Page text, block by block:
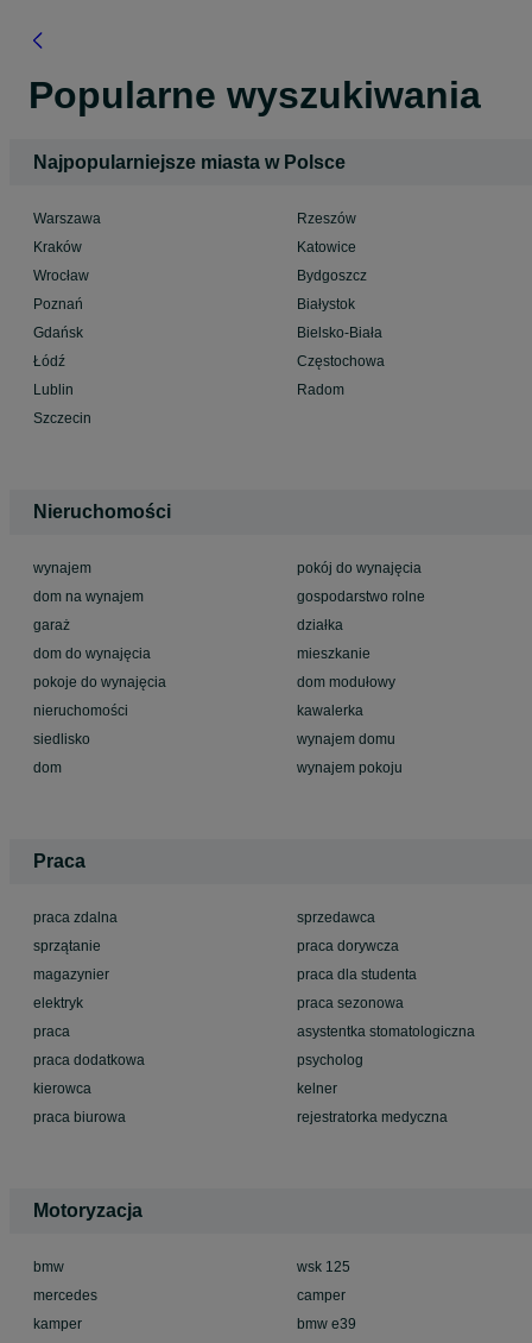
Popularne wyszukiwania
Najpopularniejsze miasta w Polsce
Warszawa
Kraków
Wrocław
Poznań
Gdańsk
Łódź
Lublin
Szczecin
Rzeszów
Katowice
Bydgoszcz
Białystok
Bielsko-Biała
Częstochowa
Radom
Nieruchomości
wynajem
dom na wynajem
garaż
dom do wynajęcia
pokoje do wynajęcia
nieruchomości
siedlisko
dom
pokój do wynajęcia
gospodarstwo rolne
działka
mieszkanie
dom modułowy
kawalerka
wynajem domu
wynajem pokoju
Praca
praca zdalna
sprzątanie
magazynier
elektryk
praca
praca dodatkowa
kierowca
praca biurowa
sprzedawca
praca dorywcza
praca dla studenta
praca sezonowa
asystentka stomatologiczna
psycholog
kelner
rejestratorka medyczna
Motoryzacja
bmw
mercedes
kamper
wsk 125
camper
bmw e39